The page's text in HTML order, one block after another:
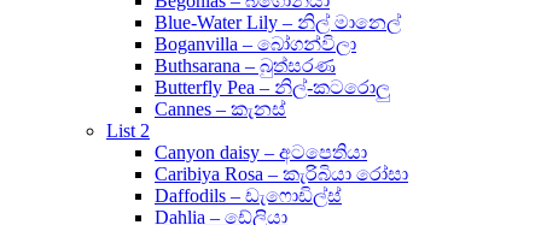
Blue-Water Lily – නිල් මානෙල්
Boganvilla – බෝගන්විලා
Buthsarana – බුත්සරණ
Butterfly Pea – නිල්-කටරොලු
Cannes – කැනස්
List 2
Canyon daisy – අටපෙතියා
Caribiya Rosa – කැරිබියා රෝසා
Daffodils – ඩැෆොඩිල්ස්
Dahlia – ඩේලියා